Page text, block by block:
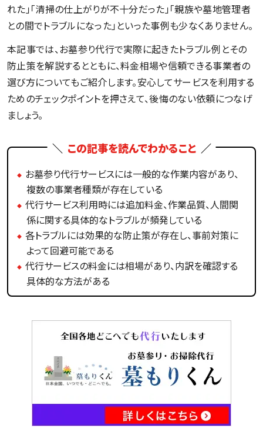
れた」「清掃の仕上がりが不十分だった」「親族や墓地管理者
との間でトラブルになった」といった事例も少なくありません。
本記事では、お墓参り代行で実際に起きたトラブル例とその
防止策を解説するとともに、料金相場や信頼できる事業者の
選び方についてもご紹介します。安心してサービスを利用する
ためのチェックポイントを押さえて、後悔のない依頼につなげ
ましょう。
この記事を読んでわかること
お墓参り代行サービスには一般的な作業内容があり、
複数の事業者種類が存在している
代行サービス利用時には追加料金、作業品質、人間関
係に関する具体的なトラブルが頻発している
各トラブルには効果的な防止策が存在し、事前対策に
よって回避可能である
代行サービスの料金には相場があり、内訳を確認する
具体的な方法がある